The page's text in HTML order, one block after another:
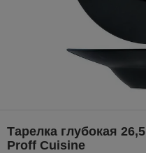
Тарелка глубокая
Proff Cuisine